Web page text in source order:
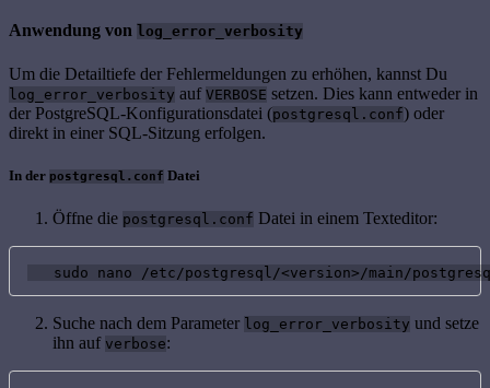
Anwendung von log_error_verbosity
Um die Detailtiefe der Fehlermeldungen zu erhöhen, kannst Du
log_error_verbosity auf VERBOSE setzen. Dies kann entweder in
der PostgreSQL-Konfigurationsdatei (postgresql.conf) oder
direkt in einer SQL-Sitzung erfolgen.
In der postgresql.conf Datei
Öffne die postgresql.conf Datei in einem Texteditor:
sudo nano /etc/postgresql/<version>/main/
Suche nach dem Parameter log_error_verbosity und setze
ihn auf verbose: